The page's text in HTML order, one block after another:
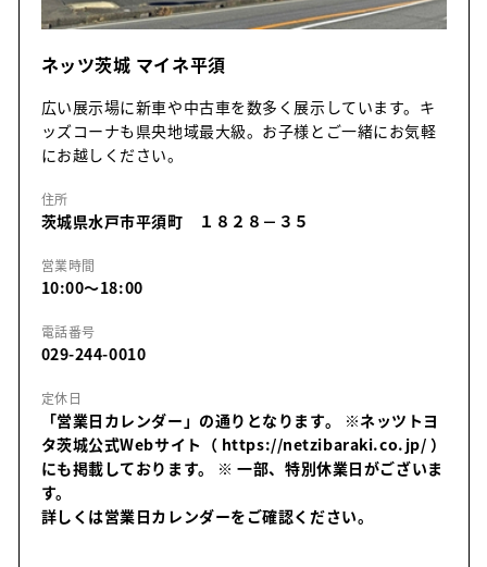
ネッツ茨城 マイネ平須
広い展示場に新車や中古車を数多く展示しています。キ
ッズコーナも県央地域最大級。お子様とご一緒にお気軽
にお越しください。
住所
茨城県水戸市平須町 １８２８－３５
営業時間
10:00～18:00
電話番号
029-244-0010
定休日
「営業日カレンダー」の通りとなります。 ※ネッツトヨ
タ茨城公式Webサイト（ https://netzibaraki.co.jp/ ）
にも掲載しております。 ※ 一部、特別休業日がございま
す。
詳しくは営業日カレンダーをご確認ください。